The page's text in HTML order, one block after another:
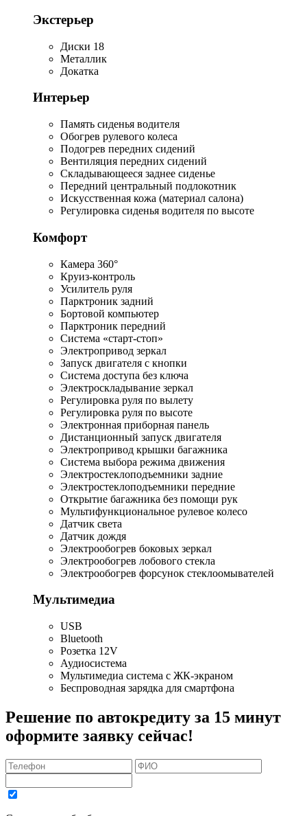
Экстерьер
Диски 18
Металлик
Докатка
Интерьер
Память сиденья водителя
Обогрев рулевого колеса
Подогрев передних сидений
Вентиляция передних сидений
Складывающееся заднее сиденье
Передний центральный подлокотник
Искусственная кожа (материал салона)
Регулировка сиденья водителя по высоте
Комфорт
Камера 360°
Круиз-контроль
Усилитель руля
Парктроник задний
Бортовой компьютер
Парктроник передний
Система «старт-стоп»
Электропривод зеркал
Запуск двигателя с кнопки
Система доступа без ключа
Электроскладывание зеркал
Регулировка руля по вылету
Регулировка руля по высоте
Электронная приборная панель
Дистанционный запуск двигателя
Электропривод крышки багажника
Система выбора режима движения
Электростеклоподъемники задние
Электростеклоподъемники передние
Открытие багажника без помощи рук
Мультифункциональное рулевое колесо
Датчик света
Датчик дождя
Электрообогрев боковых зеркал
Электрообогрев лобового стекла
Электрообогрев форсунок стеклоомывателей
Мультимедиа
USB
Bluetooth
Розетка 12V
Аудиосистема
Мультимедиа система с ЖК-экраном
Беспроводная зарядка для смартфона
Решение по автокредиту за 15 минут
оформите заявку сейчас!